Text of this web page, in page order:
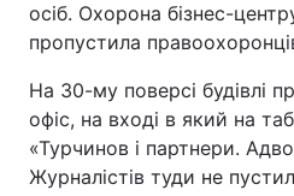
осіб. Охорона бізнес-
пропустила
На 30-му поверсі будівлі
офіс, на вході в який на
«Турчинов і партнери.
Журналістів туди не